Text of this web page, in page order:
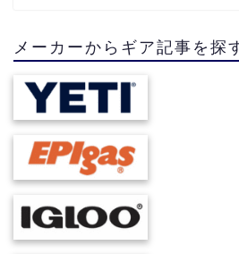
メーカーからギア記事を探